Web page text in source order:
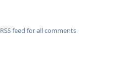
RSS feed for all comments